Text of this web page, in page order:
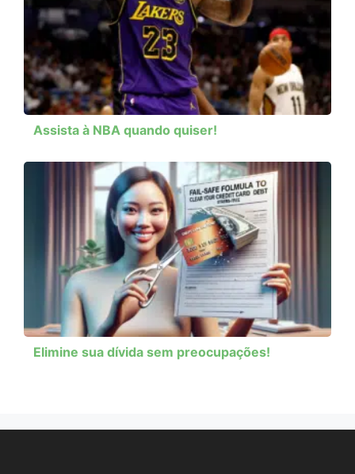
Assista à NBA quando quiser!
Elimine sua dívida sem preocupações!